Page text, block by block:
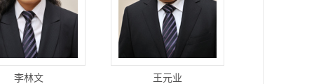
李林文 王元业